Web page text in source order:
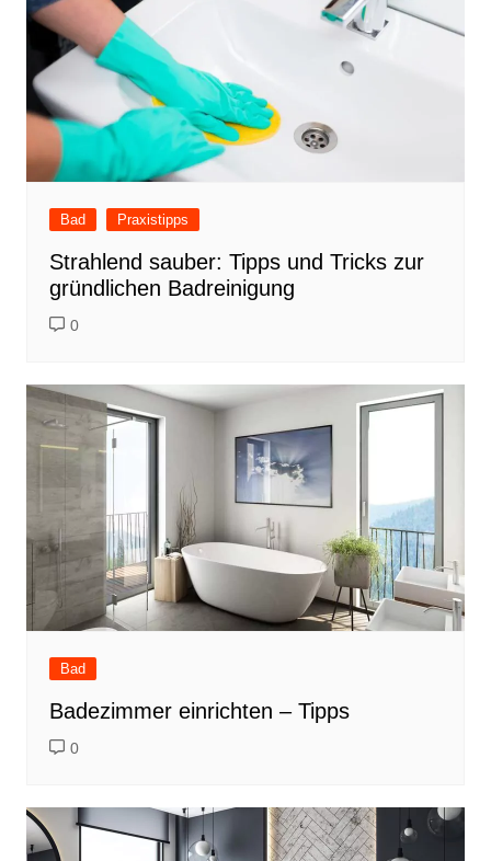
Bad Praxistipps
Strahlend sauber: Tipps und Tricks zur
gründlichen Badreinigung
0
Bad
Badezimmer einrichten – Tipps
0